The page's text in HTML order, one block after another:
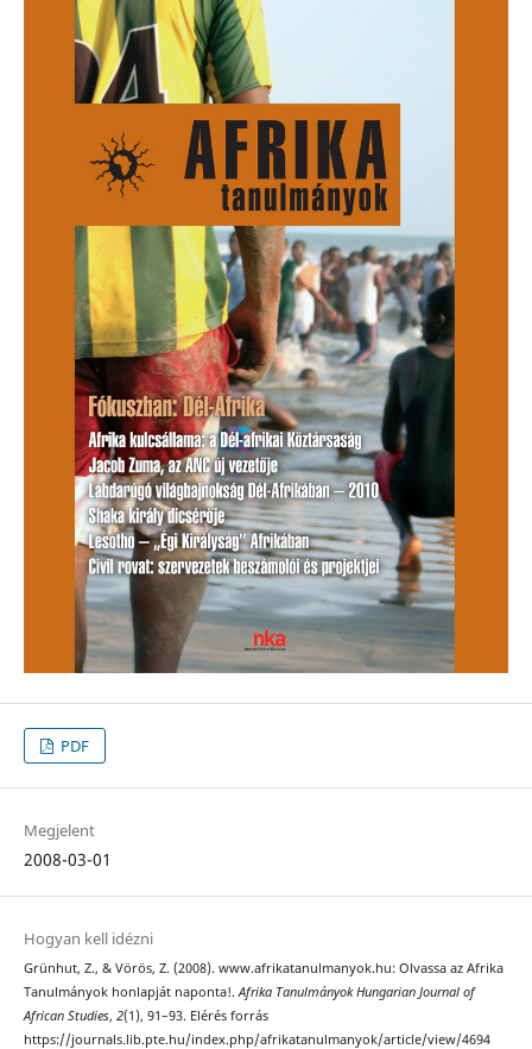
PDF
Megjelent
2008-03-01
Hogyan kell idézni
Grünhut, Z., & Vörös, Z. (2008). www.afrikatanulmanyok.hu: Olvassa az Afrika
Tanulmányok honlapját naponta!.Afrika Tanulmányok Hungarian Journal of
African Studies, 2(1), 91–93. Elérés forrás
https://journals.lib.pte.hu/index.php/afrikatanulmanyok/article/view/4694